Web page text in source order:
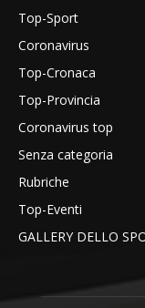
Top-Sport
Coronavirus
Top-Cronaca
Top-Provincia
Coronavirus top
Senza categoria
Rubriche
Top-Eventi
GALLERY DELLO